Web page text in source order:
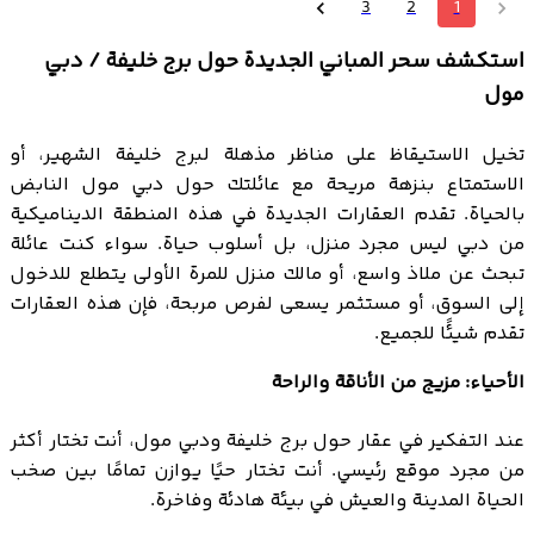
1
2
3
استكشف سحر المباني الجديدة حول برج خليفة / دبي
مول
تخيل الاستيقاظ على مناظر مذهلة لبرج خليفة الشهير، أو
الاستمتاع بنزهة مريحة مع عائلتك حول دبي مول النابض
بالحياة. تقدم العقارات الجديدة في هذه المنطقة الديناميكية
من دبي ليس مجرد منزل، بل أسلوب حياة. سواء كنت عائلة
تبحث عن ملاذ واسع، أو مالك منزل للمرة الأولى يتطلع للدخول
إلى السوق، أو مستثمر يسعى لفرص مربحة، فإن هذه العقارات
تقدم شيئًا للجميع.
الأحياء: مزيج من الأناقة والراحة
عند التفكير في عقار حول برج خليفة ودبي مول، أنت تختار أكثر
من مجرد موقع رئيسي. أنت تختار حيًا يوازن تمامًا بين صخب
الحياة المدينة والعيش في بيئة هادئة وفاخرة.